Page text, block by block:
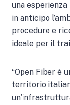
una
in anticipo
procedure e
ideale per il
“Open Fiber è
territorio